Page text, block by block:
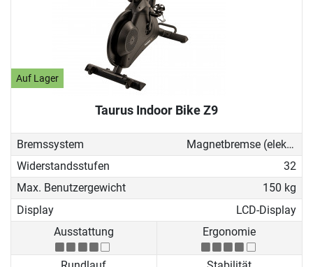
Auf Lager
Taurus Indoor Bike Z9
Bremssystem
Magnetbremse (elektronisch)
Widerstandsstufen
32
Max. Benutzergewicht
150 kg
Display
LCD-Display
Ausstattung
Ergonomie